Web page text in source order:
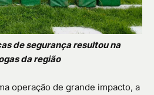
de segurança resultou na
da região
operação de grande impacto, a